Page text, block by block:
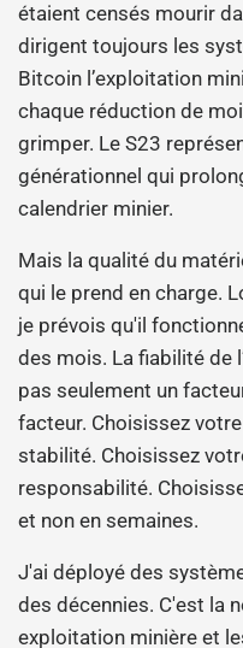
étaient censés mourir
dirigent toujours les
Bitcoin l’exploitation
chaque réduction de
grimper. Le S23
générationnel qui
calendrier minier.
Mais la qualité du
qui le prend en charge.
je prévois qu'il
des mois. La fiabilité de
pas seulement un
facteur. Choisissez
stabilité. Choisissez
responsabilité.
et non en semaines.
J'ai déployé des
des décennies. C'est la
exploitation minière et